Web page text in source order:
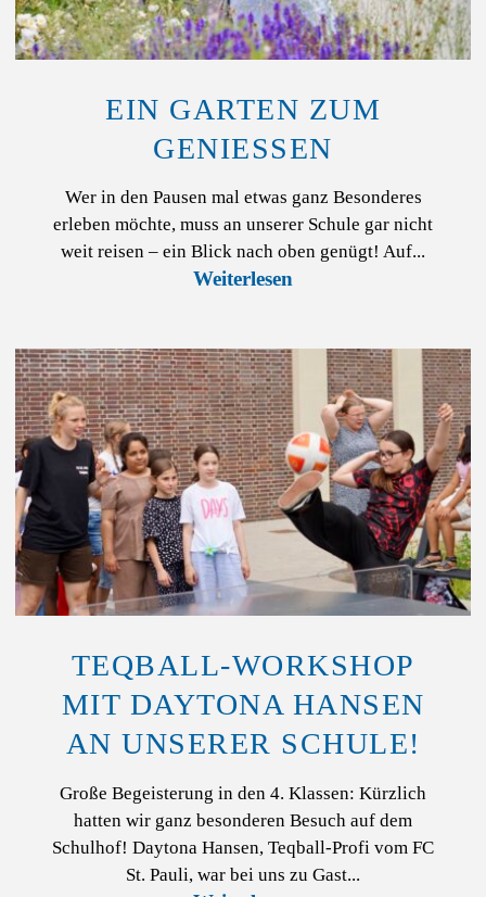
EIN GARTEN ZUM
GENIESSEN
Wer in den Pausen mal etwas ganz Besonderes
erleben möchte, muss an unserer Schule gar nicht
weit reisen – ein Blick nach oben genügt! Auf...
TEQBALL-WORKSHOP
MIT DAYTONA HANSEN
AN UNSERER SCHULE!
Große Begeisterung in den 4. Klassen: Kürzlich
hatten wir ganz besonderen Besuch auf dem
Schulhof! Daytona Hansen, Teqball-Profi vom FC
St. Pauli, war bei uns zu Gast...